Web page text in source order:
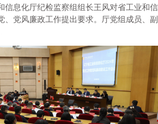
信息化厅纪检监察组组长王风对省工业和信
、党风廉政工作提出要求。厅党组成员、副